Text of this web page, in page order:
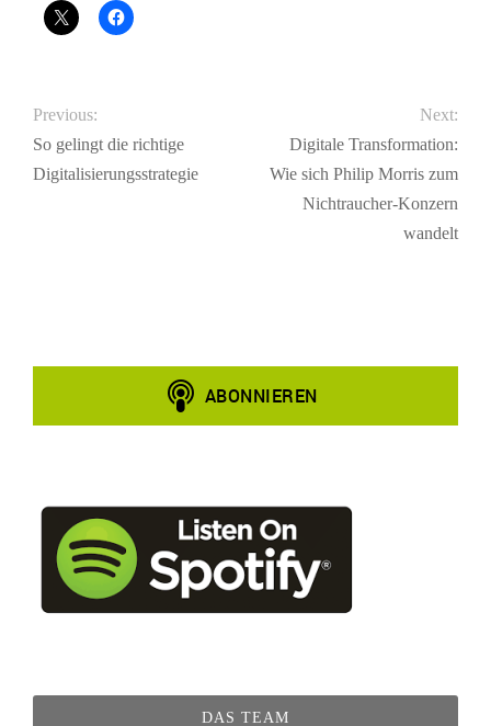
Previous:
So gelingt die richtige
Digitalisierungsstrategie
Next:
Digitale Transformation:
Wie sich Philip Morris zum
Nichtraucher-Konzern
wandelt
DAS TEAM